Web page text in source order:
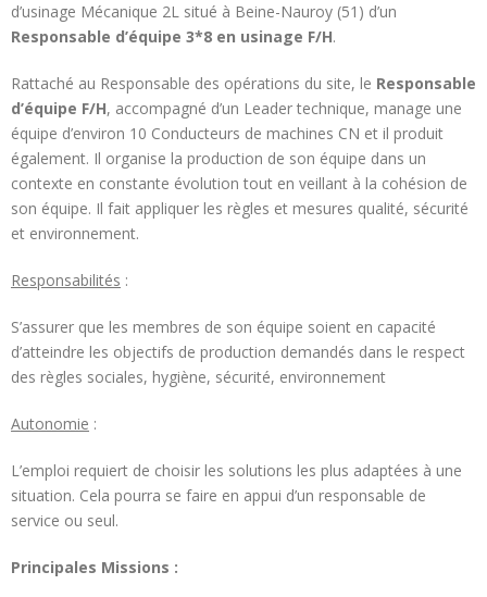
d’usinage Mécanique 2L situé à Beine-Nauroy (51) d’un
Responsable d’équipe 3*8 en usinage F/H.
Rattaché au Responsable des opérations du site, le Responsable
d’équipe F/H, accompagné d’un Leader technique, manage une
équipe d’environ 10 Conducteurs de machines CN et il produit
également. Il organise la production de son équipe dans un
contexte en constante évolution tout en veillant à la cohésion de
son équipe. Il fait appliquer les règles et mesures qualité, sécurité
et environnement.
Responsabilités :
S’assurer que les membres de son équipe soient en capacité
d’atteindre les objectifs de production demandés dans le respect
des règles sociales, hygiène, sécurité, environnement
Autonomie :
L’emploi requiert de choisir les solutions les plus adaptées à une
situation. Cela pourra se faire en appui d’un responsable de
service ou seul.
Principales Missions :